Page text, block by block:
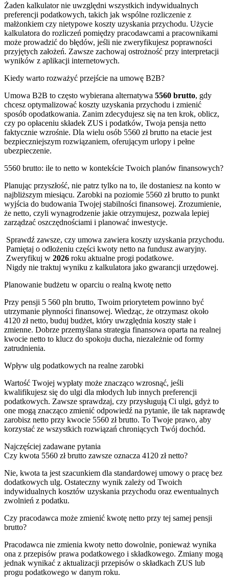
Żaden kalkulator nie uwzględni wszystkich indywidualnych
preferencji podatkowych, takich jak wspólne rozliczenie z
małżonkiem czy nietypowe koszty uzyskania przychodu. Użycie
kalkulatora do rozliczeń pomiędzy pracodawcami a pracownikami
może prowadzić do błędów, jeśli nie zweryfikujesz poprawności
przyjętych założeń. Zawsze zachowaj ostrożność przy interpretacji
wyników z aplikacji internetowych.
Kiedy warto rozważyć przejście na umowę B2B?
Umowa B2B to często wybierana alternatywa 5560 brutto, gdy
chcesz optymalizować koszty uzyskania przychodu i zmienić
sposób opodatkowania. Zanim zdecydujesz się na ten krok, oblicz,
czy po opłaceniu składek ZUS i podatków, Twoja pensja netto
faktycznie wzrośnie. Dla wielu osób 5560 zł brutto na etacie jest
bezpieczniejszym rozwiązaniem, oferującym urlopy i pełne
ubezpieczenie.
5560 brutto: ile to netto w kontekście Twoich planów finansowych?
Planując przyszłość, nie patrz tylko na to, ile dostaniesz na konto w
najbliższym miesiącu. Zarobki na poziomie 5560 zł brutto to punkt
wyjścia do budowania Twojej stabilności finansowej. Zrozumienie,
że netto, czyli wynagrodzenie jakie otrzymujesz, pozwala lepiej
zarządzać oszczędnościami i planować inwestycje.
Sprawdź zawsze, czy umowa zawiera koszty uzyskania przychodu.
Pamiętaj o odłożeniu części kwoty netto na fundusz awaryjny.
Zweryfikuj w 2026 roku aktualne progi podatkowe.
Nigdy nie traktuj wyniku z kalkulatora jako gwarancji urzędowej.
Planowanie budżetu w oparciu o realną kwotę netto
Przy pensji 5 560 pln brutto, Twoim priorytetem powinno być
utrzymanie płynności finansowej. Wiedząc, że otrzymasz około
4120 zł netto, buduj budżet, który uwzględnia koszty stałe i
zmienne. Dobrze przemyślana strategia finansowa oparta na realnej
kwocie netto to klucz do spokoju ducha, niezależnie od formy
zatrudnienia.
Wpływ ulg podatkowych na realne zarobki
Wartość Twojej wypłaty może znacząco wzrosnąć, jeśli
kwalifikujesz się do ulgi dla młodych lub innych preferencji
podatkowych. Zawsze sprawdzaj, czy przysługują Ci ulgi, gdyż to
one mogą znacząco zmienić odpowiedź na pytanie, ile tak naprawdę
zarobisz netto przy kwocie 5560 zł brutto. To Twoje prawo, aby
korzystać ze wszystkich rozwiązań chroniących Twój dochód.
Najczęściej zadawane pytania
Czy kwota 5560 zł brutto zawsze oznacza 4120 zł netto?
Nie, kwota ta jest szacunkiem dla standardowej umowy o pracę bez
dodatkowych ulg. Ostateczny wynik zależy od Twoich
indywidualnych kosztów uzyskania przychodu oraz ewentualnych
zwolnień z podatku.
Czy pracodawca może zmienić kwotę netto przy tej samej pensji
brutto?
Pracodawca nie zmienia kwoty netto dowolnie, ponieważ wynika
ona z przepisów prawa podatkowego i składkowego. Zmiany mogą
jednak wynikać z aktualizacji przepisów o składkach ZUS lub
progu podatkowego w danym roku.